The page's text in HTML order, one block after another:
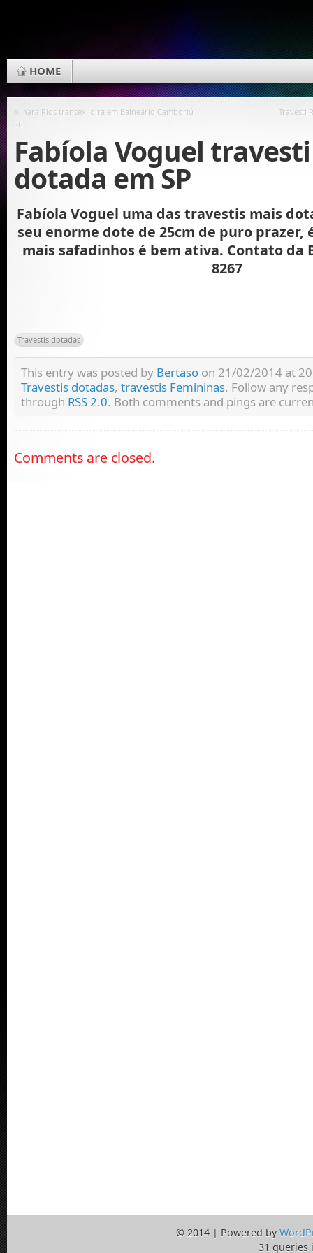
HOME
« Yara Rios‏ transex loira em Balneário Camboriú
SC
Travesti
Fabíola Voguel
dotada em SP
Fabíola Voguel uma das travestis mais
seu enorme dote de 25cm de puro prazer,
mais safadinhos é bem ativa. Contato da
8267
Travestis dotadas
This entry was posted by Bertaso on 21/02/2014 at
Travestis dotadas, travestis Femininas. Follow any
through RSS 2.0. Both comments and pings are
Comments are closed.
© 2014 | Powered by
31 queries